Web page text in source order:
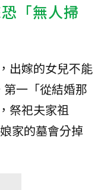
「無人掃
出嫁的女兒不能
一「從結婚那
祭祀夫家祖
家的墓會分掉